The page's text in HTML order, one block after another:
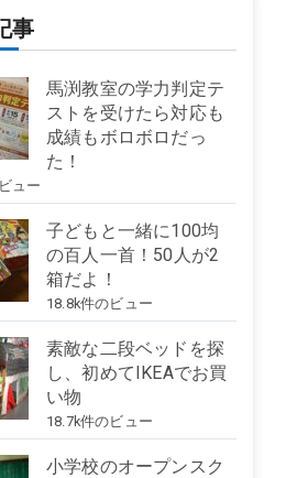
事
馬渕教室の学力判定テ
ストを受けたら対応も
成績もボロボロだっ
た！
ュー
子どもと一緒に100均
の百人一首！50人が2
箱だよ！
18.8k件のビュー
素敵な二段ベッドを探
し、初めてIKEAでお買
い物
18.7k件のビュー
小学校のオープンスク